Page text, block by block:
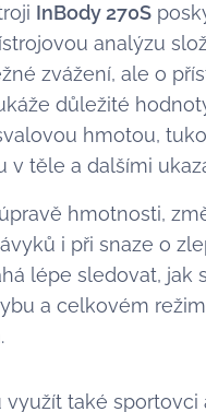
InBody 270S
analýzu
zvážení, ale o
důležité
hmotou,
v těle a dalšími
hmotnosti,
i při snaze o
lépe sledovat, jak
a celkovém
využít také sportovci